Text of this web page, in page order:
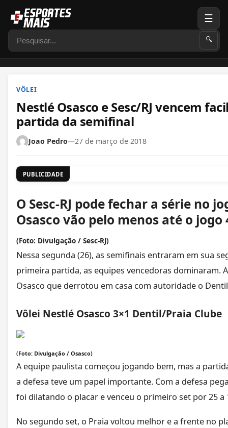
Pesquisar 🔍
☰
VÔLEI
Nestlé Osasco e Sesc/RJ vencem
partida da semifinal
Joao Pedro—27 de março de 2018
PUBLICIDADE
O Sesc-RJ pode fechar a série no
Osasco vão pelo menos até o jogo
(Foto: Divulgação / Sesc-RJ)
Nessa segunda (26), as semifinais entraram em sua
primeira partida, as equipes vencedoras dominaram.
Osasco que derrotou em casa com autoridade o
Vôlei Nestlé Osasco 3×1 Dentil/Praia Clube
(Foto: Divulgação / Osasco)
A equipe paulista começou jogando bem, mas a
a defesa teve um papel importante. Com a defesa
foi dilatando o placar e venceu o primeiro set por 25 a
No segundo set, o Praia voltou melhor e a frente no